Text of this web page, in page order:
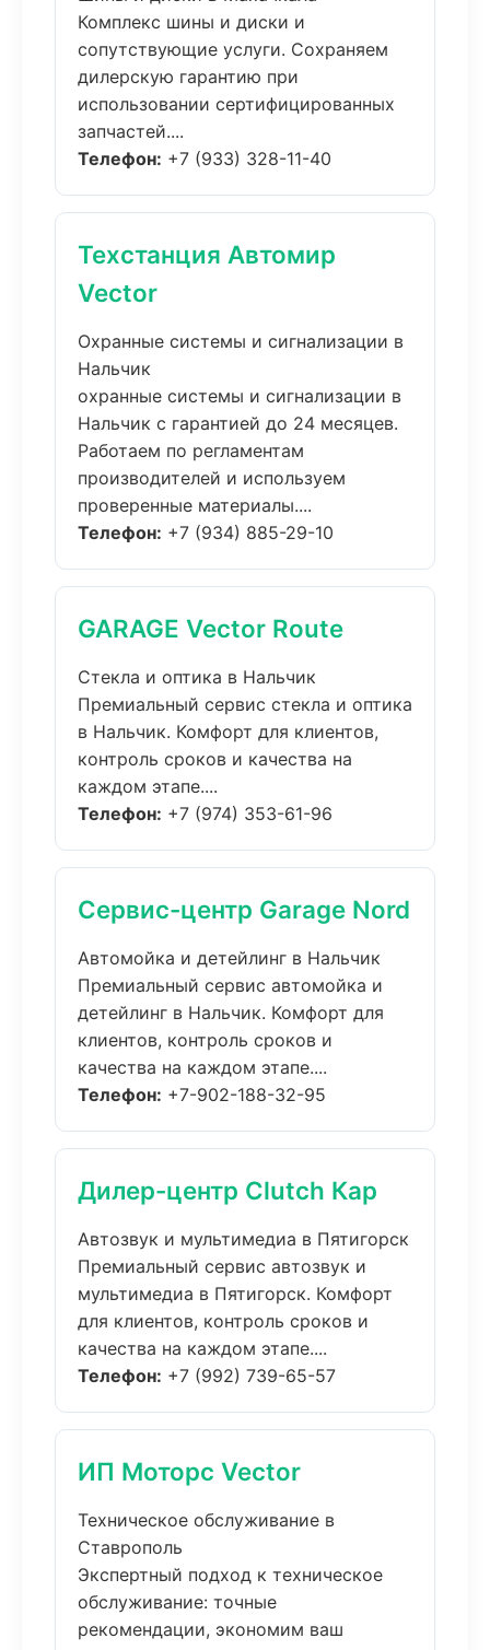
Комплекс шины и диски и
сопутствующие услуги. Сохраняем
дилерскую гарантию при
использовании сертифицированных
запчастей....
Телефон: +7 (933) 328-11-40
Техстанция Автомир
Vector
Охранные системы и сигнализации в
Нальчик
охранные системы и сигнализации в
Нальчик с гарантией до 24 месяцев.
Работаем по регламентам
производителей и используем
проверенные материалы....
Телефон: +7 (934) 885-29-10
GARAGE Vector Route
Стекла и оптика в Нальчик
Премиальный сервис стекла и оптика
в Нальчик. Комфорт для клиентов,
контроль сроков и качества на
каждом этапе....
Телефон: +7 (974) 353-61-96
Сервис-центр Garage Nord
Автомойка и детейлинг в Нальчик
Премиальный сервис автомойка и
детейлинг в Нальчик. Комфорт для
клиентов, контроль сроков и
качества на каждом этапе....
Телефон: +7-902-188-32-95
Дилер-центр Clutch Кар
Автозвук и мультимедиа в Пятигорск
Премиальный сервис автозвук и
мультимедиа в Пятигорск. Комфорт
для клиентов, контроль сроков и
качества на каждом этапе....
Телефон: +7 (992) 739-65-57
ИП Моторс Vector
Техническое обслуживание в
Ставрополь
Экспертный подход к техническое
обслуживание: точные
рекомендации, экономим ваш